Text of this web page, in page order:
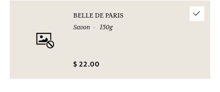
BELLE DE PARIS
Savon
150g
$ 22.00